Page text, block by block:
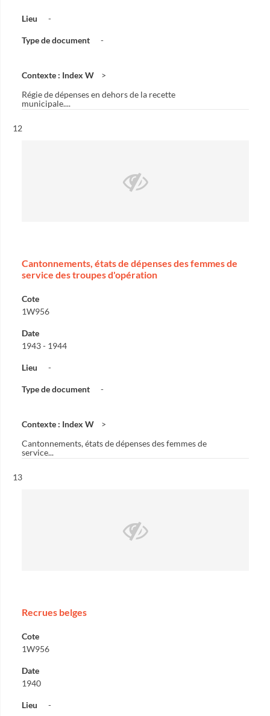
Lieu -
Type de document -
Contexte : Index W
Régie de dépenses en dehors de la recette
municipale....
Résultat n°
12
Cantonnements, états de dépenses des femmes de
service des troupes d'opération
Cote
1W956
Date
1943 - 1944
Lieu -
Type de document -
Contexte : Index W
Cantonnements, états de dépenses des femmes de
service...
Résultat n°
13
Recrues belges
Cote
1W956
Date
1940
Lieu -